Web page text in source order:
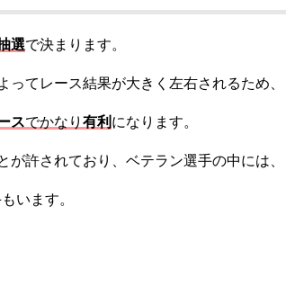
選で決まります。
てレース結果が大きく左右されるため、
スでかなり 有利 になります。
許されており、ベテラン選手の中には、
います。